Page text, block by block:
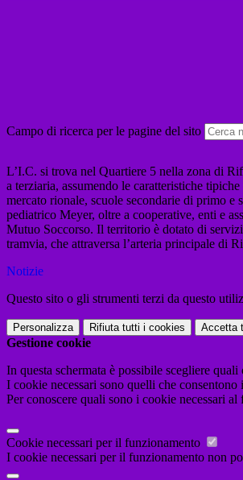
Campo di ricerca per le pagine del sito
L’I.C. si trova nel Quartiere 5 nella zona di
a terziaria, assumendo le caratteristiche
mercato rionale, scuole secondarie di primo e
pediatrico Meyer, oltre a cooperative, enti e
Mutuo Soccorso. Il territorio è dotato di
tramvia, che attraversa l’arteria principale di
Notizie
Questo sito o gli strumenti terzi da questo
Personalizza Rifiuta tutti i cookies Accetta
Gestione cookie
In questa schermata è possibile scegliere
I cookie necessari sono quelli che
Per conoscere quali sono i cookie necessari
Cookie necessari per il funzionamento
I cookie necessari per il funzionamento non